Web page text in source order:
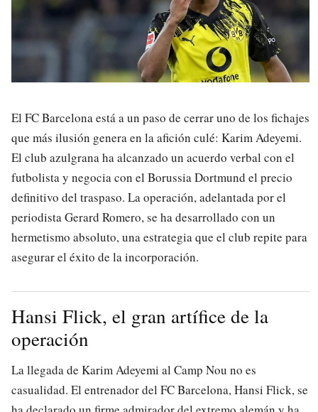
El FC Barcelona está a un paso de cerrar uno de los fichajes
que más ilusión genera en la afición culé: Karim Adeyemi.
El club azulgrana ha alcanzado un acuerdo verbal con el
futbolista y negocia con el Borussia Dortmund el precio
definitivo del traspaso. La operación, adelantada por el
periodista Gerard Romero, se ha desarrollado con un
hermetismo absoluto, una estrategia que el club repite para
asegurar el éxito de la incorporación.
Hansi Flick, el gran artífice de la
operación
La llegada de Karim Adeyemi al Camp Nou no es
casualidad. El entrenador del FC Barcelona, Hansi Flick, se